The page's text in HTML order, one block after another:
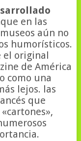
en las
aún no
humorísticos.
el original
de América
como una
lejos. las
que